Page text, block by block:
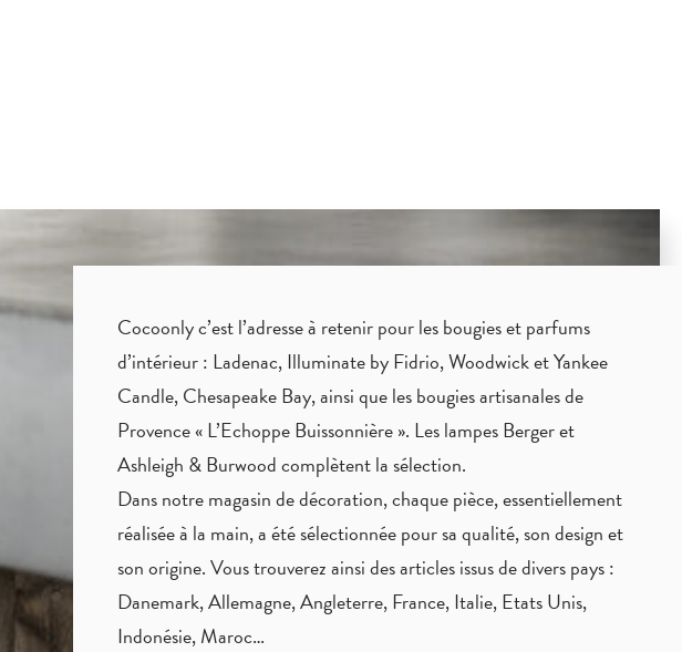
Cocoonly c’est l’adresse à retenir pour les bougies et parfums
d’intérieur : Ladenac, Illuminate by Fidrio, Woodwick et Yankee
Candle, Chesapeake Bay, ainsi que les bougies artisanales de
Provence « L’Echoppe Buissonnière ». Les lampes Berger et
Ashleigh & Burwood complètent la sélection.
Dans notre magasin de décoration, chaque pièce,essentiellement
réalisée à la main, a été sélectionnée pour sa qualité, son design et
son origine. Vous trouverez ainsi des articles issus de divers pays :
Danemark, Allemagne, Angleterre, France, Italie, Etats Unis,
Indonésie, Maroc…